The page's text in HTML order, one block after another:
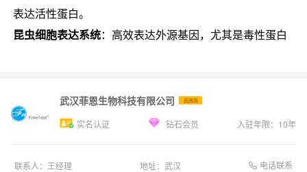
表达活性蛋白。
昆虫细胞表达系统：高效表达外源基因，尤其是毒性蛋白
武汉菲恩生物科技有限公司 品牌商
实名认证 钻石会员 入驻年限： 10年
联系人： 王经理 地址： 武汉 电话联系